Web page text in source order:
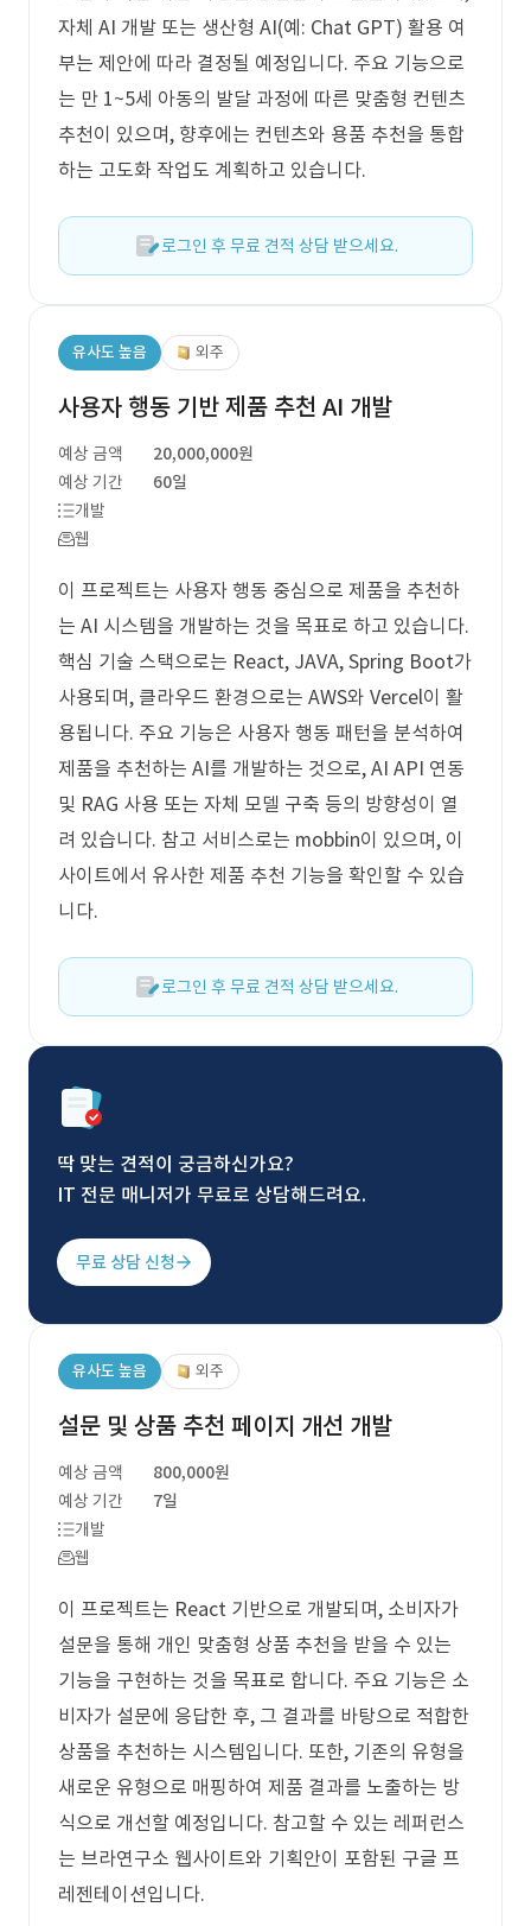
자체 AI 개발 또는 생산형 AI(예: Chat GPT) 활용 여
부는 제안에 따라 결정될 예정입니다. 주요 기능으로
는 만 1~5세 아동의 발달 과정에 따른 맞춤형 컨텐츠
추천이 있으며, 향후에는 컨텐츠와 용품 추천을 통합
하는 고도화 작업도 계획하고 있습니다.
로그인 후 무료 견적 상담 받으세요.
유사도 높음 외주
사용자 행동 기반 제품 추천 AI 개발
예상 금액
20,000,000원
예상 기간
60일
개발
웹
이 프로젝트는 사용자 행동 중심으로 제품을 추천하
는 AI 시스템을 개발하는 것을 목표로 하고 있습니다.
핵심 기술 스택으로는 React, JAVA, Spring Boot가
사용되며, 클라우드 환경으로는 AWS와 Vercel이 활
용됩니다. 주요 기능은 사용자 행동 패턴을 분석하여
제품을 추천하는 AI를 개발하는 것으로, AI API 연동
및 RAG 사용 또는 자체 모델 구축 등의 방향성이 열
려 있습니다. 참고 서비스로는 mobbin이 있으며, 이
사이트에서 유사한 제품 추천 기능을 확인할 수 있습
니다.
로그인 후 무료 견적 상담 받으세요.
딱 맞는 견적이 궁금하신가요?
IT 전문 매니저가 무료로 상담해드려요.
무료 상담 신청
유사도 높음 외주
설문 및 상품 추천 페이지 개선 개발
예상 금액
800,000원
예상 기간
7일
개발
웹
이 프로젝트는 React 기반으로 개발되며, 소비자가
설문을 통해 개인 맞춤형 상품 추천을 받을 수 있는
기능을 구현하는 것을 목표로 합니다. 주요 기능은 소
비자가 설문에 응답한 후, 그 결과를 바탕으로 적합한
상품을 추천하는 시스템입니다. 또한, 기존의 유형을
새로운 유형으로 매핑하여 제품 결과를 노출하는 방
식으로 개선할 예정입니다. 참고할 수 있는 레퍼런스
는 브라연구소 웹사이트와 기획안이 포함된 구글 프
레젠테이션입니다.